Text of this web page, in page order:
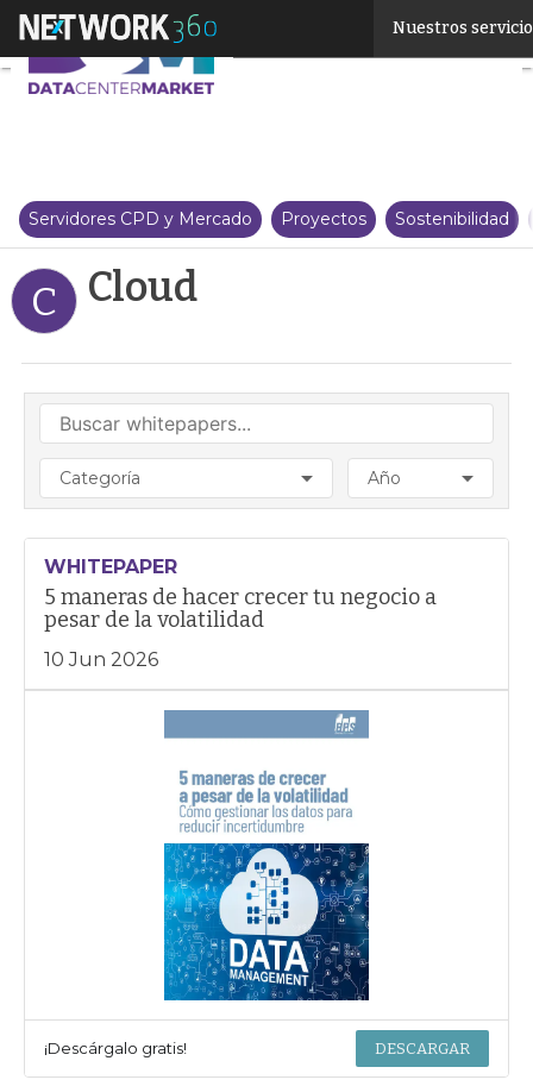
Nuestros
Servidores CPD y Mercado Proyectos Sostenibilidad
C Cloud
Categoría Año
WHITEPAPER
5 maneras de hacer crecer tu negocio a
pesar de la volatilidad
10 Jun 2026
¡Descárgalo gratis! DESCARGAR